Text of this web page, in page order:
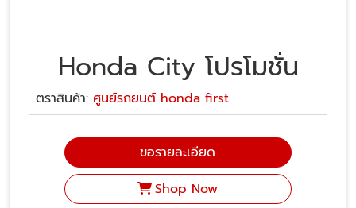
Honda City โปรโมชั่น
ตราสินค้า: ศูนย์รถยนต์ honda first
ขอรายละเอียด
Shop Now